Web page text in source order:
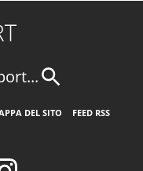
DEL SITO
FEED RSS